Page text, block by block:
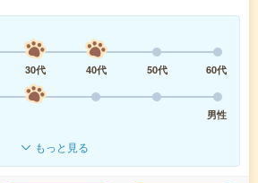
30代 40代 50代
60代
男性
もっと見る